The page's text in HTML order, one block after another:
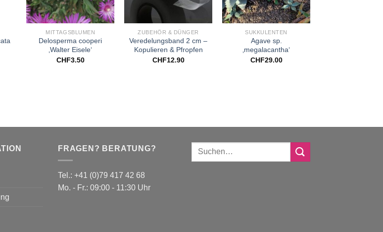
+
MITTAGSBLUMEN
Delosperma cooperi
‚Walter Eisele‘
CHF3.50
ZUBEHÖR & DÜNGER
Veredelungsband 2 cm –
Kopulieren & Pfropfen
CHF12.90
+
SUKKULENTEN
Agave sp.
‚megalacantha‘
CHF29.00
FRAGEN? BERATUNG?
Tel.: +41 (0)79 417 42 68
Mo. - Fr.: 09:00 - 11:30 Uhr